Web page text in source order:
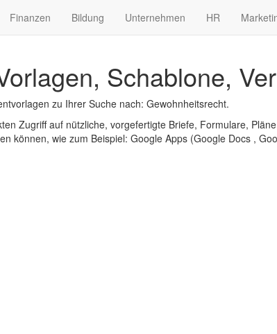
Finanzen Bildung Unternehmen HR
Schablone,
zu Ihrer Suche nach: Gewohnheitsrecht.
Zugriff auf nützliche, vorgefertigte Briefe, Formulare,
können, wie zum Beispiel: Google Apps (Google Docs ,